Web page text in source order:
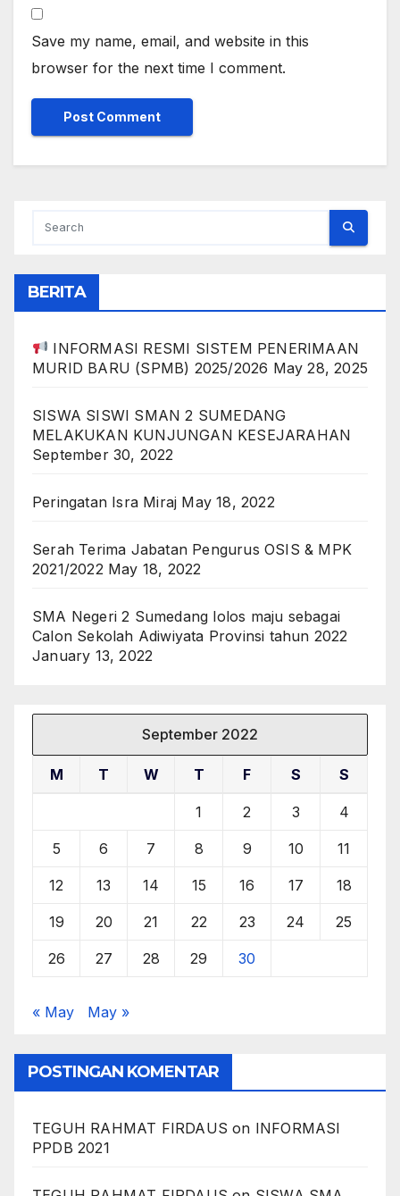
Save my name, email, and website in this
browser for the next time I comment.
BERITA
INFORMASI RESMI SISTEM PENERIMAAN
MURID BARU (SPMB) 2025/2026 May 28, 2025
SISWA SISWI SMAN 2 SUMEDANG
MELAKUKAN KUNJUNGAN KESEJARAHAN
September 30, 2022
Peringatan Isra Miraj May 18, 2022
Serah Terima Jabatan Pengurus OSIS & MPK
2021/2022 May 18, 2022
SMA Negeri 2 Sumedang lolos maju sebagai
Calon Sekolah Adiwiyata Provinsi tahun 2022
January 13, 2022
September 2022
M T W T F S S
1 2 3 4
5 6 7 8 9 10 11
12 13 14 15 16 17 18
19 20 21 22 23 24 25
26 27 28 29 30
« May May »
POSTINGAN KOMENTAR
TEGUH RAHMAT FIRDAUS on INFORMASI
PPDB 2021